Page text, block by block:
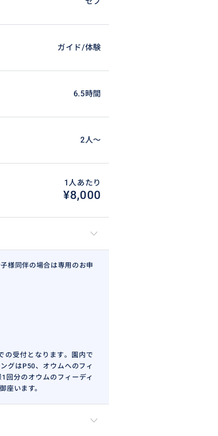
ガイド/体験
6.5時間
2人〜
1人あたり
¥8,000
様同伴の場合は専用のお申
の受付となります。園内で
グはP50、オウムへのフィ
回分のオウムのフィーディ
座います。